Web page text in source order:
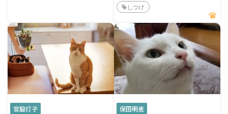
しつけ
宮脇灯子
保田明恵